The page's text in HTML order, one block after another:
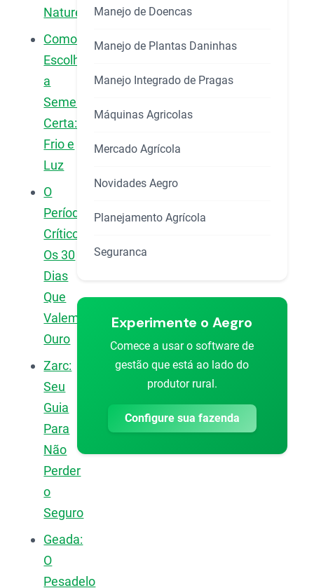
Natureza
Como
Escolher
a
Semente
Certa:
Frio e
Luz
O
Período
Crítico:
Os 30
Dias
Que
Valem
Ouro
Zarc:
Seu
Guia
Para
Não
Perder
o
Seguro
Geada:
O
Pesadelo
Manejo de Doencas
Manejo de Plantas Daninhas
Manejo Integrado de Pragas
Máquinas Agricolas
Mercado Agrícola
Novidades Aegro
Planejamento Agrícola
Seguranca
Experimente o Aegro
Comece a usar o software de
gestão que está ao lado do
produtor rural.
Configure sua fazenda